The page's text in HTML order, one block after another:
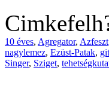
10 éves, Agregator, Azfeszt
nagylemez, Ezüst-Patak,
Singer, Sziget,